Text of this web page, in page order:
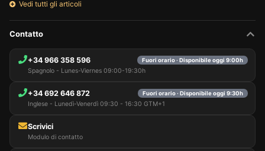
Vedi tutti gli articoli
Contatto
+34 966 358 596 Fuori orario · Disponibile oggi 9:00h
Spagnolo - Lunes-Viernes 09:00-19:30h
+34 692 646 872 Fuori orario · Disponibile oggi 9:30h
Inglese - Lunedì-Venerdì 09:30 - 16:30 GTM+1
Scrivici
Modulo di contatto